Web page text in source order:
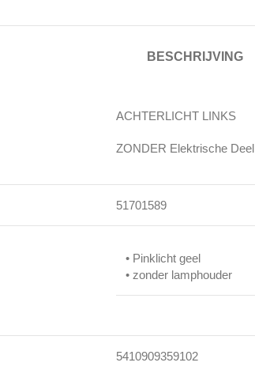
BESCHRIJVING
ACHTERLICHT LINKS
ZONDER Elektrische Deel
51701589
• Pinklicht geel
• zonder lamphouder
5410909359102